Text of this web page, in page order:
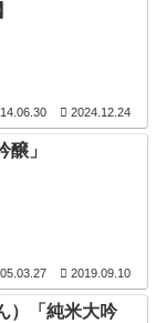
2024.12.24
醸」
2019.09.10
）「純米大吟